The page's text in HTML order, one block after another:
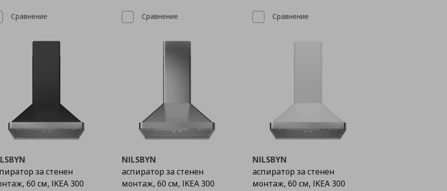
Сравнение
за стенен
60 см, IKEA 300
Сравнение
NILSBYN
аспиратор за стенен
монтаж, 60 см, IKEA 300
Сравнение
NILSBYN
аспиратор за стенен
монтаж, 60 см, IKEA 300